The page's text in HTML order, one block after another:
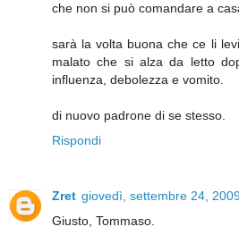
che non si può comandare a
sarà la volta buona che ce li
malato che si alza da letto
influenza, debolezza e vomito.
di nuovo padrone di se stesso.
Rispondi
Zret giovedì, settembre 24,
Giusto, Tommaso.